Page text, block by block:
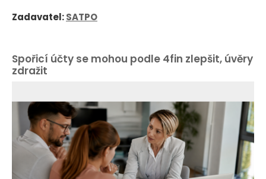
Zadavatel:SATPO
Spořicí účty se mohou podle 4fin zlepšit, úvěry
zdražit